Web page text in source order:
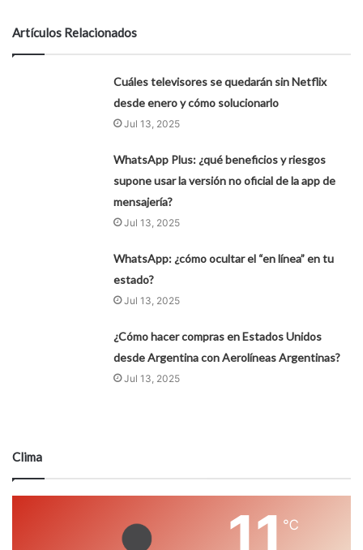
Artículos Relacionados
Cuáles televisores se quedarán sin Netflix
desde enero y cómo solucionarlo
Jul 13, 2025
WhatsApp Plus: ¿qué beneficios y riesgos
supone usar la versión no oficial de la app de
mensajería?
Jul 13, 2025
WhatsApp: ¿cómo ocultar el “en línea” en tu
estado?
Jul 13, 2025
¿Cómo hacer compras en Estados Unidos
desde Argentina con Aerolíneas Argentinas?
Jul 13, 2025
Clima
11 ℃